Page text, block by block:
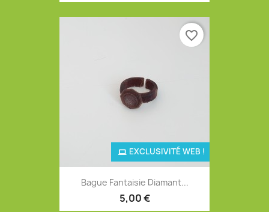
Bague Fantaisie Diamant...
5,00 €
EXCLUSIVITÉ WEB !
favorite_border